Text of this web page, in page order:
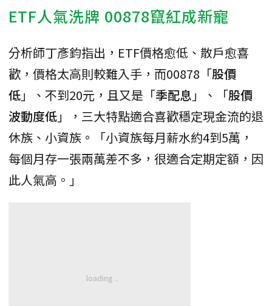
ETF人氣洗牌 00878竄紅成新寵
分析師丁彥鈞指出，ETF價格愈低、散戶愈喜
歡，價格太高則較難入手，而00878「股價
低」、不到20元，且又是「季配息 」、「股價
波動度低」，三大特點適合喜歡穩定現金流的退
休族、小資族。「小資族每月薪水約4到5萬，
每個月存一張兩萬差不多，很適合定期定額，因
此人氣高。」